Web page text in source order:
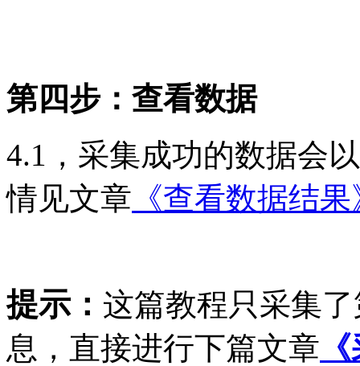
第四步：查看数据
4.1，采集成功的数据会
情见文章 《查看数据结
提示： 这篇教程只采集
息，直接进行下篇文章